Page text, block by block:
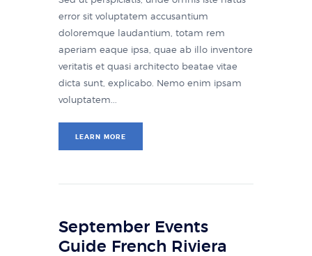
error sit voluptatem accusantium
doloremque laudantium, totam rem
aperiam eaque ipsa, quae ab illo inventore
veritatis et quasi architecto beatae vitae
dicta sunt, explicabo. Nemo enim ipsam
voluptatem...
LEARN MORE
September Events
Guide French Riviera